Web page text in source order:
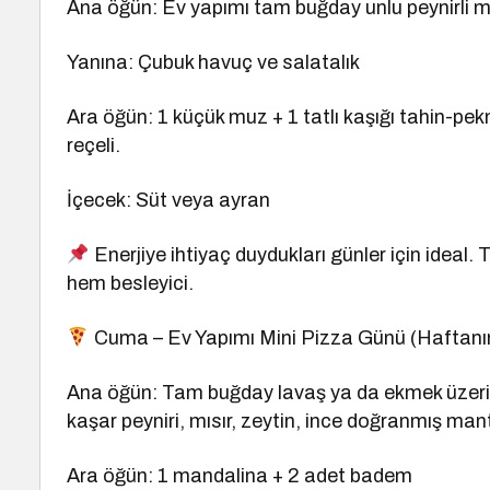
Ana öğün: Ev yapımı tam buğday unlu peynirli
Yanına: Çubuk havuç ve salatalık
Ara öğün: 1 küçük muz + 1 tatlı kaşığı tahin-
reçeli.
İçecek: Süt veya ayran
Enerjiye ihtiyaç duydukları günler için
hem besleyici.
Cuma – Ev Yapımı Mini Pizza Günü (Haftanın
Ana öğün: Tam buğday lavaş ya da ekmek
kaşar peyniri, mısır, zeytin, ince doğranmış
Ara öğün: 1 mandalina + 2 adet badem